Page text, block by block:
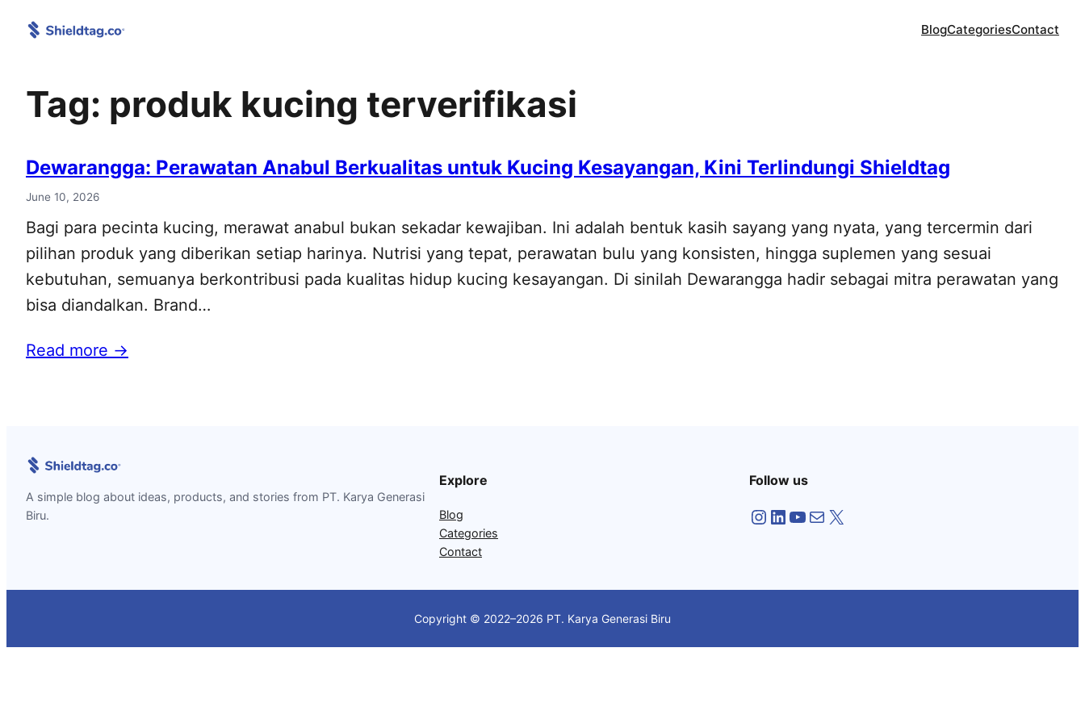
Skip
BlogCategoriesContact
Tag: produk kucing terverifikasi
Dewarangga: Perawatan Anabul Berkualitas untuk Kucing Kesayangan, Kini Terlindungi Shieldtag
June 10, 2026
Bagi para pecinta kucing, merawat anabul bukan sekadar kewajiban. Ini adalah bentuk kasih sayang yang nyata, yang tercermin dari
pilihan produk yang diberikan setiap harinya. Nutrisi yang tepat, perawatan bulu yang konsisten, hingga suplemen yang sesuai
kebutuhan, semuanya berkontribusi pada kualitas hidup kucing kesayangan. Di sinilah Dewarangga hadir sebagai mitra perawatan yang
bisa diandalkan. Brand…
Read more →
A simple blog about ideas, products, and stories from PT. Karya Generasi
Biru.
Explore
Blog
Categories
Contact
Follow us
Instagram LinkedIn YouTube Mail X
Copyright © 2022–2026 PT. Karya Generasi Biru